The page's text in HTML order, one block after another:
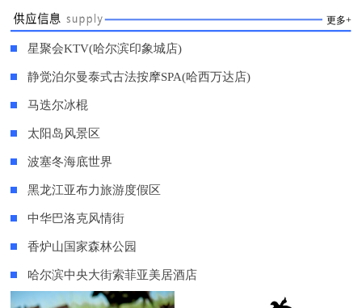
更多+
星聚会KTV(哈尔滨印象城店)
静觉泊尔曼泰式古法按摩SPA(哈西万达店)
马迭尔冰棍
太阳岛风景区
波塞冬海底世界
黑龙江亚布力旅游度假区
中华巴洛克风情街
香炉山国家森林公园
哈尔滨中央大街索菲亚美居酒店